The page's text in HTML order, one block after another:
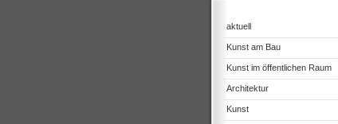
aktuell
Kunst am Bau
Kunst im öffentlichen Raum
Architektur
Kunst